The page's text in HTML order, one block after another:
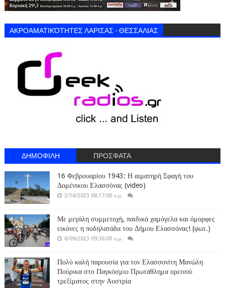
ΑΚΡΟΑΜΑΤΙΚΌΤΗΤΕΣ ΛΑΡΙΣΑΣ - ΘΕΣΣΑΛΙΑΣ
ΔΗΜΟΦΙΛΗ ΠΡΟΣΦΑΤΑ
16 Φεβρουαρίου 1943: Η αιματηρή Σφαγή του
Δομένικου Ελασσόνας (video)
2/16/2023 08:17:00 π.μ.
Με μεγάλη συμμετοχή, παιδικά χαμόγελα και όμορφες
εικόνες η ποδηλατάδα του Δήμου Ελασσόνας! (φωτ.)
6/09/2023 09:36:00 π.μ.
Πολύ καλή παρουσία για τον Ελασσονίτη Μανώλη
Πούρικα στο Παγκόσμιο Πρωτάθλημα ορεινού
τρεξίματος στην Αυστρία